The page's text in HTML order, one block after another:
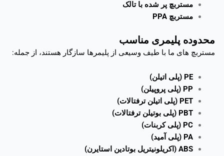
مستربچ پر شده با تالک
مستربچ PPA
محدوده پلیمری مناسب
مستربچ های ما با طیف وسیعی از پلیمرها سازگار هستند، از جمله:
PE (پلی اتیلن)
PP (پلی پروپیلن)
PET (پلی اتیلن ترفتالات)
PBT (پلی بوتیلن ترفتالات)
PC (پلی کربنات)
PA (پلی آمید)
ABS (اکریلونیتریل بوتادین استایرن)